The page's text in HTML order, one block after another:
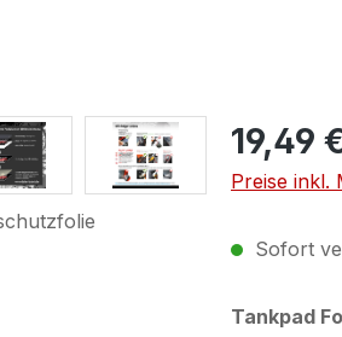
19,49
Preise inkl.
Sofort
Tankpad